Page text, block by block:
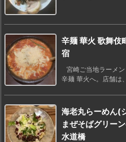
辛麺 華火 歌舞伎
宿
宮崎ご当地ラーメ
辛麺 華火へ。店舗は
海老丸らーめん(
まぜそばグリー
水道橋